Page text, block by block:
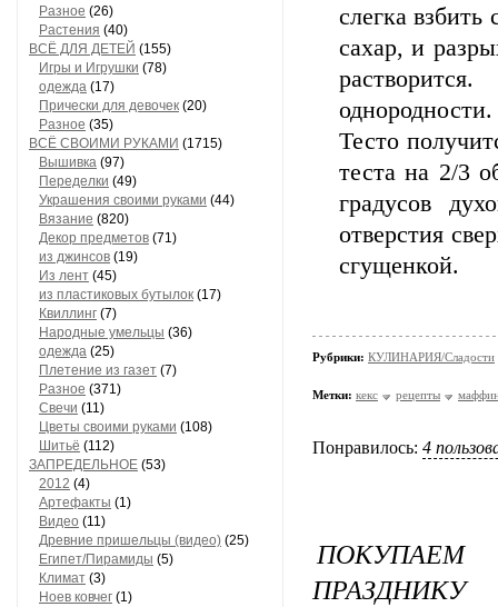
Разное (26)
Растения (40)
ВСЁ ДЛЯ ДЕТЕЙ (155)
Игры и Игрушки (78)
одежда (17)
Прически для девочек (20)
Разное (35)
ВСЁ СВОИМИ РУКАМИ (1715)
Вышивка (97)
Переделки (49)
Украшения своими руками (44)
Вязание (820)
Декор предметов (71)
из джинсов (19)
Из лент (45)
из пластиковых бутылок (17)
Квиллинг (7)
Народные умельцы (36)
одежда (25)
Плетение из газет (7)
Разное (371)
Свечи (11)
Цветы своими руками (108)
Шитьё (112)
ЗАПРЕДЕЛЬНОЕ (53)
2012 (4)
Артефакты (1)
Видео (11)
Древние пришельцы (видео) (25)
Египет/Пирамиды (5)
Климат (3)
Ноев ковчег (1)
слегка
сахар, и
Тесто
теста на 2/3
градусов
отверстия
сгущенкой.
Рубрики: КУЛИНАРИЯ/Сладости
Метки: кекс рецепты
Понравилось: 4
ПРАЗДНИКУ